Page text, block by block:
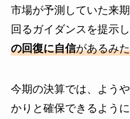
市場が予測していた来
回るガイダンスを提示し
の回復に自信があるみ
今期の決算では、よう
かりと確保できるよう